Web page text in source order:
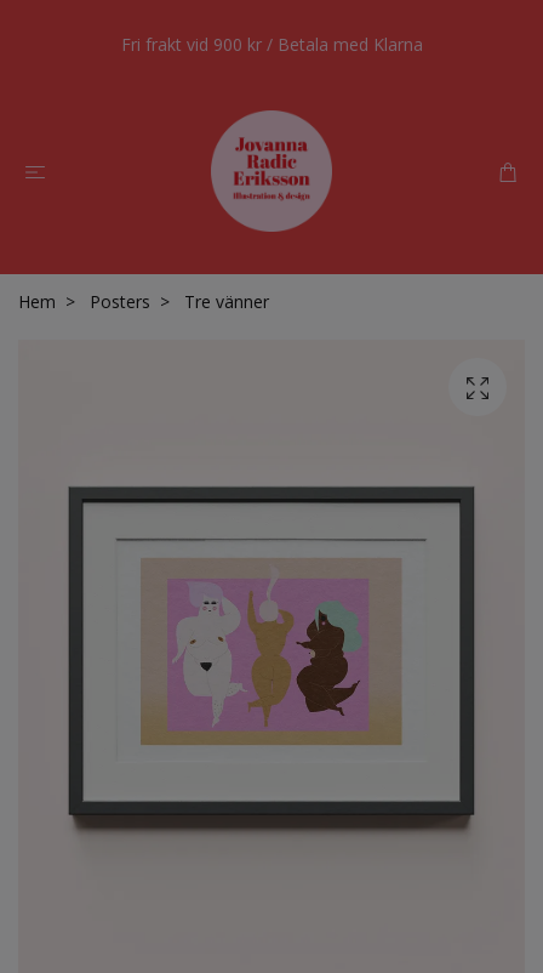
Fri frakt vid 900 kr / Betala med Klarna
Hem Posters Tre vänner